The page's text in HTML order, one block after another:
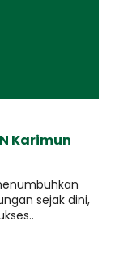
Karimun
sejak dini,